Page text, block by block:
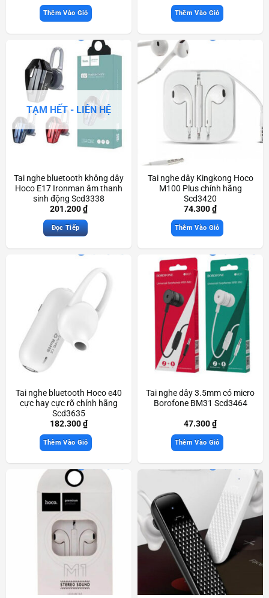
Thêm Vào Giỏ Thêm Vào Giỏ
TẠM HẾT - LIÊN HỆ
Tai nghe bluetooth không dây
Hoco E17 Ironman âm thanh
sinh động Scd3338
201.200₫
Đọc Tiếp
Tai nghe dây Kingkong Hoco
M100 Plus chính hãng
Scd3420
74.300₫
Thêm Vào Giỏ
Tai nghe bluetooth Hoco e40
cực hay cực rõ chính hãng
Scd3635
182.300₫
Thêm Vào Giỏ
Tai nghe dây 3.5mm có micro
Borofone BM31 Scd3464
47.300₫
Thêm Vào Giỏ